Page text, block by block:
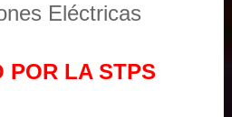
Eléctricas
POR LA STPS